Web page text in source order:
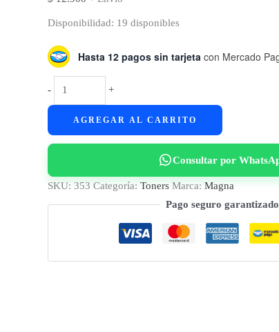
Disponibilidad: 19 disponibles
Hasta 12 pagos sin tarjeta con Mercado
-
Cart.
Toner
-
+
AGREGAR AL CARRITO
Consultar por
SKU: 353 Categoría: Toners Marca: Magna
Pago seguro garantizado